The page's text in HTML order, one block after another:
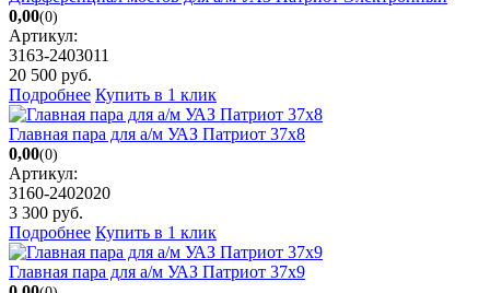
0,00(0)
Артикул:
3163-2403011
20 500 руб.
Подробнее Купить в 1 клик
Главная пара для а/м УАЗ Патриот 37х8
0,00(0)
Артикул:
3160-2402020
3 300 руб.
Подробнее Купить в 1 клик
Главная пара для а/м УАЗ Патриот 37х9